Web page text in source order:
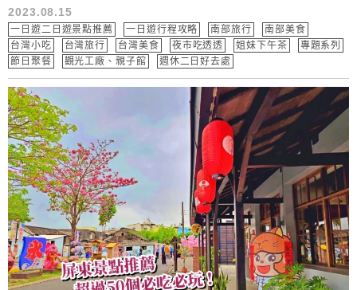
2023.08.15
一日遊二日遊景點推薦 一日遊行程攻略 南部旅行
南部美食
台灣小吃
台灣旅行 台灣美食 夜市吃透透 姐妹下午茶
專題系列
節日聚餐
觀光工廠、親子館 週休二日好去處